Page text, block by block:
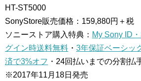
HT-ST5000
SonyStore販売価格：159,880円＋税
ソニーストア購入特典： My Sony ID
グイン時送料無料 ・ 3年保証ベーシッ
済で3%オフ ・24回払いまでの分割払
※2017年11月18日発売